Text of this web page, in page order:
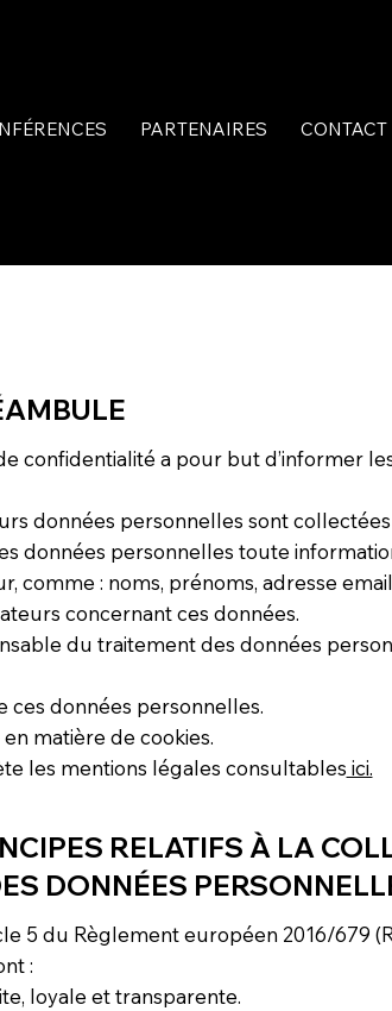
PARTENAIRES CONTACT
confidentialité a pour but d’informer
données personnelles sont
données personnelles toute
comme : noms, prénoms, adresse
concernant ces données.
du traitement des données
ces données personnelles.
matière de cookies.
les mentions légales consultables ici.
RELATIFS À LA
DONNÉES
5 du Règlement européen 2016/679
:
loyale et transparente.